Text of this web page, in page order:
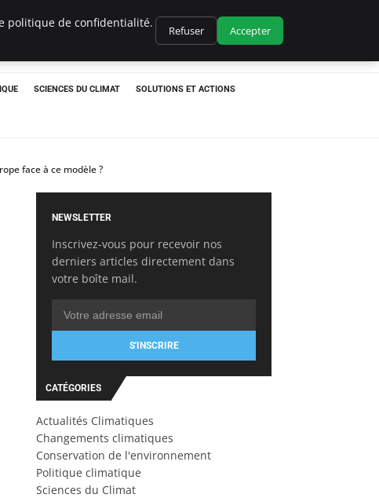
SCIENCES DU CLIMAT SOLUTIONS ET ACTIONS
face à ce modèle ?
NEWSLETTER
Inscrivez-vous pour recevoir nos
derniers articles directement dans
votre boîte mail.
S'INSCRIRE
CATÉGORIES
Actualités Climatiques
Changements climatiques
Conservation de l'environnement
Politique climatique
Sciences du Climat
politique de confidentialité.
Refuser Accepter